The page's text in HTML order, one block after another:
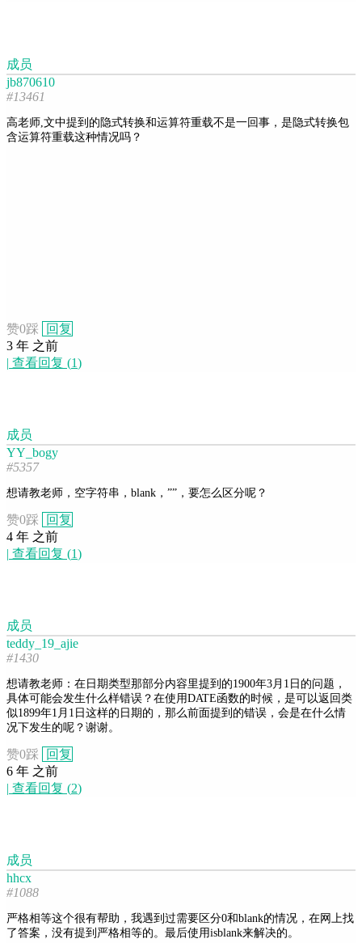
成员
jb870610
#13461
高老师,文中提到的隐式转换和运算符重载不是一回事，是隐式转换包
含运算符重载这种情况吗？
赞0踩
回复
3 年 之前
| 查看回复 (1)
成员
YY_bogy
#5357
想请教老师，空字符串，blank，””，要怎么区分呢？
赞0踩
回复
4 年 之前
| 查看回复 (1)
成员
teddy_19_ajie
#1430
想请教老师：在日期类型那部分内容里提到的1900年3月1日的问题，
具体可能会发生什么样错误？在使用DATE函数的时候，是可以返回类
似1899年1月1日这样的日期的，那么前面提到的错误，会是在什么情
况下发生的呢？谢谢。
赞0踩
回复
6 年 之前
| 查看回复 (2)
成员
hhcx
#1088
严格相等这个很有帮助，我遇到过需要区分0和blank的情况，在网上找
了答案，没有提到严格相等的。最后使用isblank来解决的。